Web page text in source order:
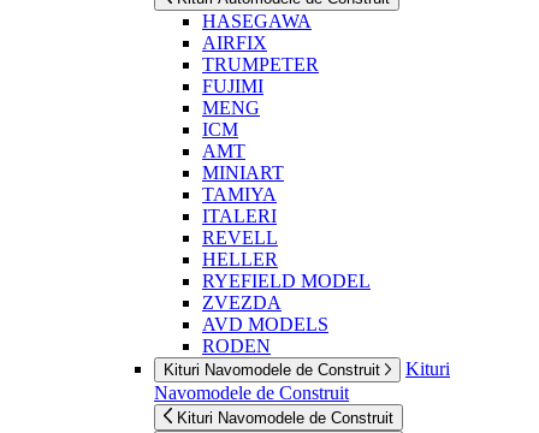
HASEGAWA
AIRFIX
TRUMPETER
FUJIMI
MENG
ICM
AMT
MINIART
TAMIYA
ITALERI
REVELL
HELLER
RYEFIELD MODEL
ZVEZDA
AVD MODELS
RODEN
Kituri Navomodele de Construit
Kituri
Navomodele de Construit
Kituri Navomodele de Construit